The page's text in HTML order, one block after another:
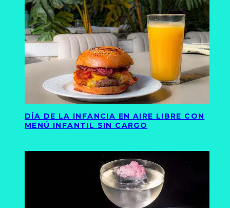
DÍA DE LA INFANCIA EN AIRE LIBRE CON
MENÚ INFANTIL SIN CARGO